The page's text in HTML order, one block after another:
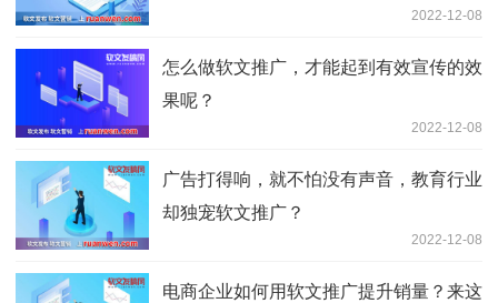
2022-12-08
怎么做软文推广，才能起到有效宣传的效
果呢？
2022-12-08
广告打得响，就不怕没有声音，教育行业
却独宠软文推广？
2022-12-08
电商企业如何用软文推广提升销量？来这